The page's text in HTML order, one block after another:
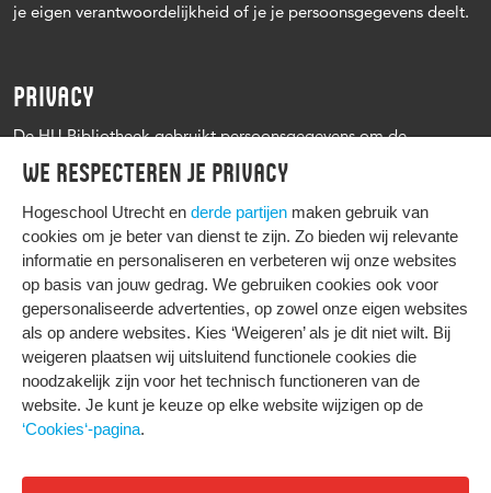
We respecteren je privacy
Hogeschool Utrecht en derde partijen maken gebruik van
cookies om je beter van dienst te zijn. Zo bieden wij relevante
informatie en personaliseren en verbeteren wij onze websites
op basis van jouw gedrag. We gebruiken cookies ook voor
gepersonaliseerde advertenties, op zowel onze eigen websites
als op andere websites. Kies ‘Weigeren’ als je dit niet wilt. Bij
weigeren plaatsen wij uitsluitend functionele cookies die
noodzakelijk zijn voor het technisch functioneren van de
website. Je kunt je keuze op elke website wijzigen op de
‘Cookies‘-pagina.
je eigen verantwoordelijkheid of je je persoonsgegevens deelt.
PRIVACY
De HU Bibliotheek gebruikt persoonsgegevens om de
leenprocedure te kunnen uitvoeren, onder andere voor het
versturen van herinneringen en informatie over reserveringen.
Zie verder het Privacy statement Hogeschool Utrecht
HIER KOMT ALLES SAMEN
Privacy
Cookies